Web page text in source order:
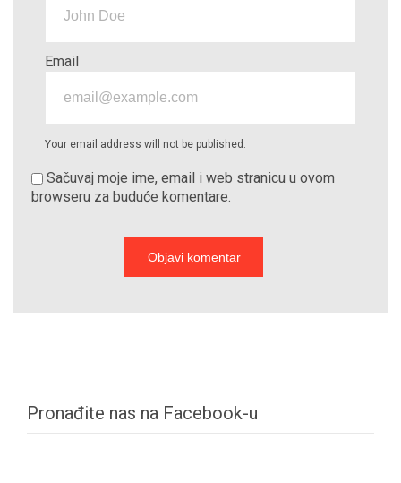
Email
Your email address will not be published.
Sačuvaj moje ime, email i web stranicu u ovom
browseru za buduće komentare.
Pronađite nas na Facebook-u